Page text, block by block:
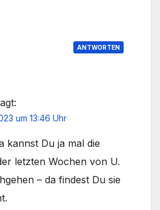
ANTWORTEN
um 13:46 Uhr
kannst Du ja mal die
letzten Wochen von U.
– da findest Du sie